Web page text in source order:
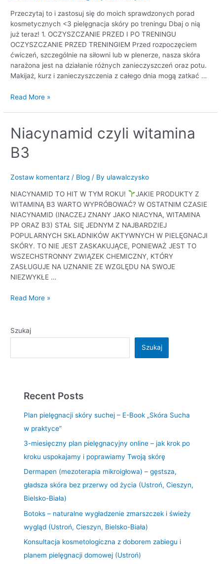
Przeczytaj to i zastosuj się do moich sprawdzonych porad
kosmetycznych <3 pielęgnacja skóry po treningu Dbaj o nią
już teraz! 1. OCZYSZCZANIE PRZED I PO TRENINGU
OCZYSZCZANIE PRZED TRENINGIEM Przed rozpoczęciem
ćwiczeń, szczególnie na siłowni lub w plenerze, nasza skóra
narażona jest na działanie różnych zanieczyszczeń oraz potu.
Makijaż, kurz i zanieczyszczenia z całego dnia mogą zatkać …
Read More »
Niacynamid czyli witamina
B3
Zostaw komentarz / Blog / By ulawalczysko
NIACYNAMID TO HIT W TYM ROKU!
JAKIE PRODUKTY Z
WITAMINĄ B3 WARTO WYPRÓBOWAĆ? W OSTATNIM CZASIE
NIACYNAMID (INACZEJ ZNANY JAKO NIACYNA, WITAMINA
PP ORAZ B3) STAŁ SIĘ JEDNYM Z NAJBARDZIEJ
POPULARNYCH SKŁADNIKÓW AKTYWNYCH W PIELĘGNACJI
SKÓRY. TO NIE JEST ZASKAKUJĄCE, PONIEWAŻ JEST TO
WSZECHSTRONNY ZWIĄZEK CHEMICZNY, KTÓRY
ZASŁUGUJE NA UZNANIE ZE WZGLĘDU NA SWOJE
NIEZWYKŁE …
Niacynamid
czyli
witamina
B3
Read More »
Szukaj
Szukaj
Recent Posts
Plan pielęgnacji skóry suchej – E-Book „Skóra Sucha
w praktyce”
3-miesięczny plan pielęgnacyjny online – jak krok po
kroku uspokajamy i poprawiamy Twoją skórę
Dermapen (mezoterapia mikroigłowa) – gęstsza,
gładsza skóra bez przerwy od życia (Ustroń, Cieszyn,
Bielsko-Biała)
Botoks – naturalne wygładzenie zmarszczek i świeży
wygląd (Ustroń, Cieszyn, Bielsko-Biała)
Konsultacja kosmetologiczna z doborem zabiegu i
planem pielęgnacji domowej (Ustroń)